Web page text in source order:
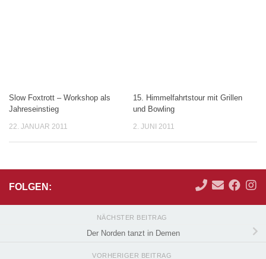
Slow Foxtrott – Workshop als
Jahreseinstieg
22. JANUAR 2011
15. Himmelfahrtstour mit Grillen
und Bowling
2. JUNI 2011
FOLGEN:
NÄCHSTER BEITRAG
Der Norden tanzt in Demen
VORHERIGER BEITRAG